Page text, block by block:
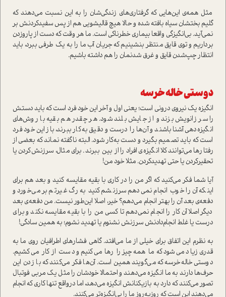
مثل همه‌ی این‌هایی که گرفتاری‌های زندگی‌شان را به این نسبت می‌دهند که
گلیم بختشان سیاه بافته شده و حالا هیچ قالیشویی هم از پس سفید‌کردنش بر
نمی‌آید. بی‌انگیزگی واقعا بیماری خطرناکی است. ما هر وقت که دست از پارو‌زدن
برداریم و توی قایق منتظر بنشینیم که جریان آب ما را به یک طرفی ببرد، باید
انتظار چپ‌شدن قایق و غرق شدنمان را هم داشته باشیم.
دوستی خاله خرسه
انگیزه یک نیروی درونی است؛ یعنی اول و آخر این خود فرد است که باید دستش
را سر زانویش بزند و از جایش بلند شود. هر چقدر هم بقیه با روش‌های
انگیزه‌دهی آشنا باشند و آن‌ها را درست و دقیق به‌کار ببرند، باز این خود فرد
است که باید تصمیم بگیرد و دست به‌کار شود. البته ناگفته نماند که بعضی از
رفتارها می‌توانند کلا انگیزه‌ی افراد را از بین ‌ببرند. برای مثال، سرزنش‌کردن یا
تحقیرکردن یا حتی تهدیدکردن. مثلا خود من!
آیا شما فکر می‌کنید که اگر من را در کاری با بقیه مقایسه کنید و بعد هم برای
اینکه آن را خوب انجام نمی‌دهم سرزنشم کنید به رگ غیرتم بر می‌خورد و
دفعه‌ی بعد آن را بهتر انجام می‌دهم؟ خیر، اصلا این‌طور نیست. من دفعه‌ی بعد
دیگر اصلا آن کار را انجام نمی‌دهم تا کسی من را با بقیه مقایسه نکند و برای
درست یا غلط انجام‌دادنش سرزنش نشنوم یا تهدید نشوم؛ به همین سادگی!
به نظرم این اتفاق برای خیلی از ما می‌افتد. گاهی فشارهای اطرافیان روی ما به
قدری زیاد می‌شود که ما همه‌چیز را رها می‌کنیم و دست از کار می‌کشیم.
دوستی خاله‌خرسه که می‌گویند همین است. آن‌ها فکر می‌کنند که با زدن این
حرف‌ها دارند به ما انگیزه می‌دهند و احتمالا خودشان را مثل یک مربی فوتبال
تصور می‌کنند که دارد به بازیکنانش انگیزه می‌دهد، اما درواقع تنها کاری که انجام
می‌دهند این است که روزبه‌روز ما را بی‌انگیزه‌تر می‌کنند.